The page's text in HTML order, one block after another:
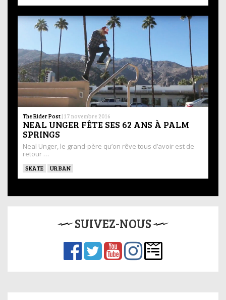
The Rider Post | 17 novembre 2016
NEAL UNGER FÊTE SES 62 ANS À PALM
SPRINGS
Neal Unger, le grand-père qu’on rêve tous d’avoir est de
retour …
SKATE URBAN
SUIVEZ-NOUS